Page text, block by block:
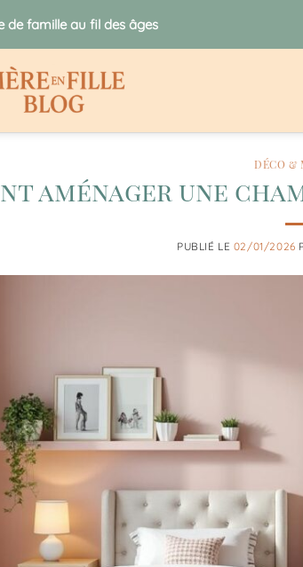
de famille au fil des âges
DÉCO &
aménager une
PUBLIÉ LE 02/01/2026